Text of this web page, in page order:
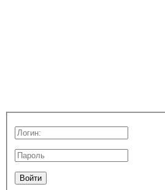
Войти